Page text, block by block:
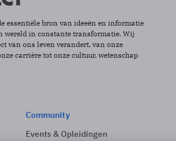
essentiële bron van ideeën en informatie
wereld in constante transformatie. Wij
van ons leven verandert, van onze
carrière tot onze cultuur, wetenschap
Community
Events & Opleidingen